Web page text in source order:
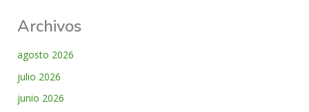
Archivos
agosto 2026
julio 2026
junio 2026